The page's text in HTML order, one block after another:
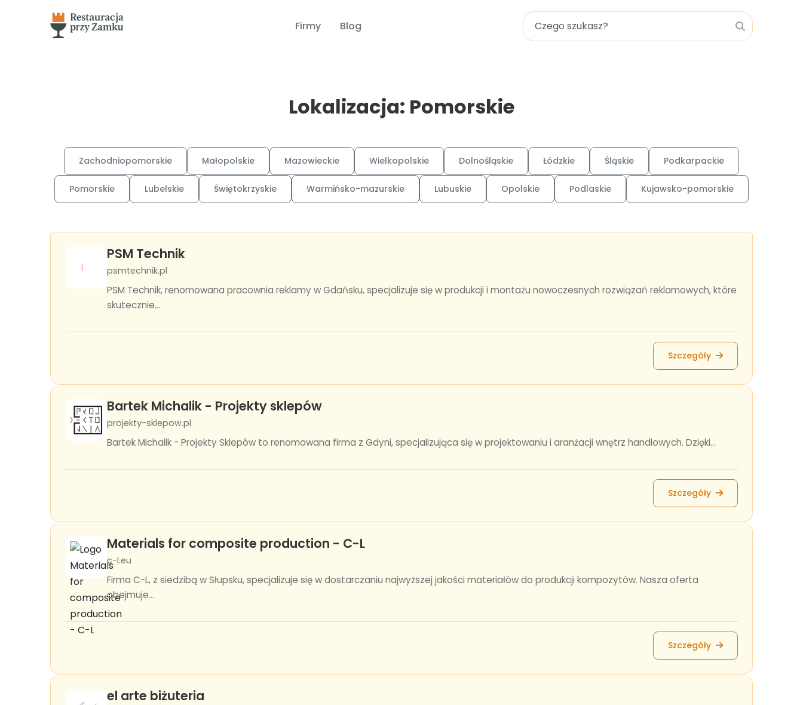
Firmy Blog
Lokalizacja: Pomorskie
Zachodniopomorskie Małopolskie Mazowieckie Wielkopolskie Dolnośląskie Łódzkie Śląskie Podkarpackie
Pomorskie Lubelskie Świętokrzyskie Warmińsko-mazurskie Lubuskie Opolskie Podlaskie Kujawsko-pomorskie
PSM Technik
psmtechnik.pl
PSM Technik, renomowana pracownia reklamy w Gdańsku, specjalizuje się w produkcji i montażu nowoczesnych rozwiązań reklamowych, które
skutecznie...
Szczegóły
Bartek Michalik - Projekty sklepów
projekty-sklepow.pl
Bartek Michalik - Projekty Sklepów to renomowana firma z Gdyni, specjalizująca się w projektowaniu i aranżacji wnętrz handlowych. Dzięki...
Szczegóły
Materials for composite production - C-L
c-l.eu
Firma C-L, z siedzibą w Słupsku, specjalizuje się w dostarczaniu najwyższej jakości materiałów do produkcji kompozytów. Nasza oferta
obejmuje...
Szczegóły
el arte biżuteria